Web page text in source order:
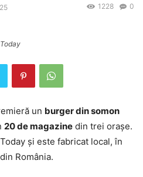
0
1228
un burger din somon
20 de magazine din trei orașe.
și este fabricat local, în
România.